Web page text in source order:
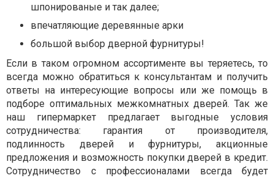
шпонированые и так далее;
впечатляющие деревянные арки
большой выбор дверной фурнитуры!
Если в таком огромном ассортименте вы теряетесь, то
всегда можно обратиться к консультантам и получить
ответы на интересующие вопросы или же помощь в
подборе оптимальных межкомнатных дверей. Так же
наш гипермаркет предлагает выгодные условия
сотрудничества: гарантия от производителя,
подлинность дверей и фурнитуры, акционные
предложения и возможность покупки дверей в кредит.
Сотрудничество с профессионалами всегда будет